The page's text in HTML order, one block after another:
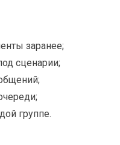
заранее;
сценарии;
группе.